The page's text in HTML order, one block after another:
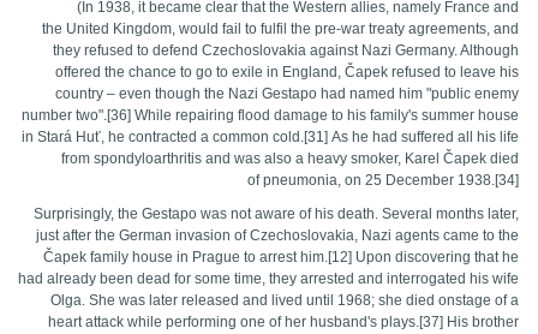
( In 1938, it became clear that the Western allies, namely France and
the United Kingdom, would fail to fulfil the pre-war treaty agreements, and
they refused to defend Czechoslovakia against Nazi Germany. Although
offered the chance to go to exile in England, Čapek refused to leave his
country – even though the Nazi Gestapo had named him "public enemy
number two".[36] While repairing flood damage to his family's summer house
in Stará Huť, he contracted a common cold.[31] As he had suffered all his life
from spondyloarthritis and was also a heavy smoker, Karel Čapek died
of pneumonia, on 25 December 1938.[34]
Surprisingly, the Gestapo was not aware of his death. Several months later,
just after the German invasion of Czechoslovakia, Nazi agents came to the
Čapek family house in Prague to arrest him.[12] Upon discovering that he
had already been dead for some time, they arrested and interrogated his wife
Olga. She was later released and lived until 1968; she died onstage of a
heart attack while performing one of her husband's plays.[37] His brother